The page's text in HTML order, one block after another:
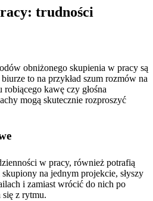
trudności
obniżonego skupienia w pracy są
to na przykład szum rozmów na
kawę czy głośna
mogą skutecznie rozproszyć
w pracy, również potrafią
na jednym projekcie, słyszy
i zamiast wrócić do nich po
z rytmu.